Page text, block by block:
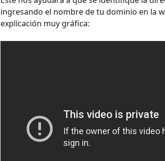
ingresando el nombre de tu dominio en la
explicación muy gráfica: